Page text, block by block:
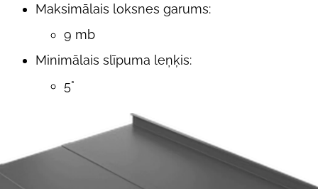
Maksimālais loksnes garums:
9 mb
Minimālais slīpuma leņķis:
5°